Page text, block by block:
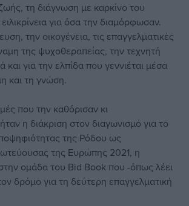
τη διάγνωση με καρκίνο του
για όσα την διαμόρφωσαν.
την οικογένεια, τις επαγγελματικές
της ψυχοθεραπείας, την τεχνητή
για την ελπίδα που γεννιέται μέσα
και τη γνώση.
που την καθόρισαν κι
η διάκριση στον διαγωνισμό για το
της Ρόδου ως
της Ευρώπης 2021, η
ομάδα του Bid Book που -όπως λέει
δρόμο για τη δεύτερη επαγγελματική